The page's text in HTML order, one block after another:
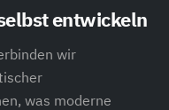
entwickeln
wir
was moderne